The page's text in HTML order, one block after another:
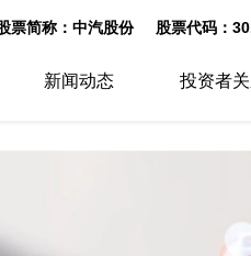
票简称：中汽股份 股票代码：
新闻动态 投资者